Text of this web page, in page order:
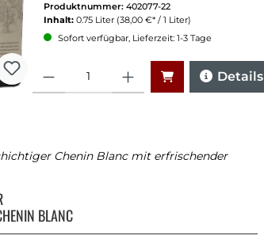
Produktnummer: 402077-22
Inhalt: 0.75 Liter (38,00 €* / 1 Liter)
Sofort verfügbar, Lieferzeit: 1-3 Tage
Details
Chenin Blanc mit erfrischender
BLANC